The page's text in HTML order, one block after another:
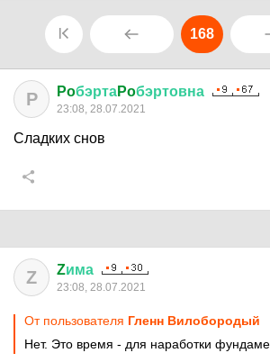
168
P PoбэртаPoбэртовна
23:08, 28.07.2021
Сладких снов
Z Zима
23:08, 28.07.2021
От пользователя Гленн Вилобородый
Нет. Это время - для наработки